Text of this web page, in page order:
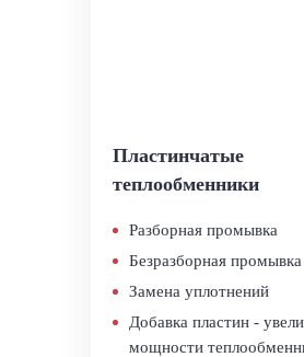
Пластинчатые
теплообменники
Разборная промывка
Безразборная промывка
Замена уплотнений
Добавка пластин -
мощности